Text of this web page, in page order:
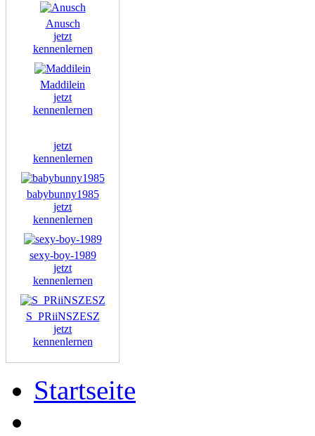
Anusch
jetzt
kennenlernen
Maddilein
jetzt
kennenlernen
jetzt
kennenlernen
babybunny1985
jetzt
kennenlernen
sexy-boy-1989
jetzt
kennenlernen
S_PRiiNSZESZ
jetzt
kennenlernen
Startseite